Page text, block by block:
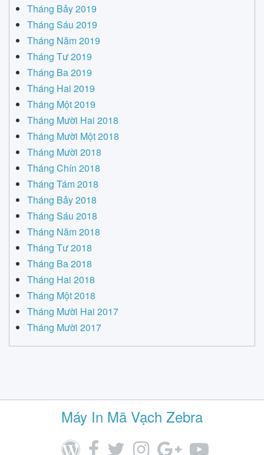
Tháng Bảy 2019
Tháng Sáu 2019
Tháng Năm 2019
Tháng Tư 2019
Tháng Ba 2019
Tháng Hai 2019
Tháng Một 2019
Tháng Mười Hai 2018
Tháng Mười Một 2018
Tháng Mười 2018
Tháng Chín 2018
Tháng Tám 2018
Tháng Bảy 2018
Tháng Sáu 2018
Tháng Năm 2018
Tháng Tư 2018
Tháng Ba 2018
Tháng Hai 2018
Tháng Một 2018
Tháng Mười Hai 2017
Tháng Mười 2017
Máy In Mã Vạch Zebra